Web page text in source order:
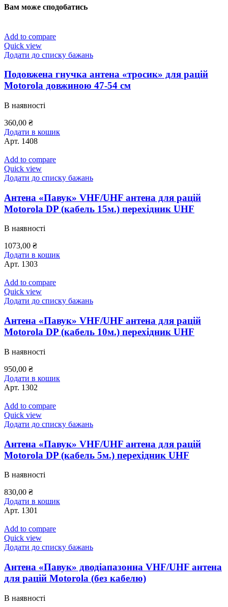
Вам може сподобатись
Add to compare
Quick view
Додати до списку бажань
Подовжена гнучка антена «тросик» для рацій
Motorola довжиною 47-54 см
В наявності
360,00 ₴
Додати в кошик
Арт. 1408
Add to compare
Quick view
Додати до списку бажань
Антена «Павук» VHF/UHF антена для рацій
Motorola DP (кабель 15м.) перехідник UHF
В наявності
1073,00 ₴
Додати в кошик
Арт. 1303
Add to compare
Quick view
Додати до списку бажань
Антена «Павук» VHF/UHF антена для рацій
Motorola DP (кабель 10м.) перехідник UHF
В наявності
950,00 ₴
Додати в кошик
Арт. 1302
Add to compare
Quick view
Додати до списку бажань
Антена «Павук» VHF/UHF антена для рацій
Motorola DP (кабель 5м.) перехідник UHF
В наявності
830,00 ₴
Додати в кошик
Арт. 1301
Add to compare
Quick view
Додати до списку бажань
Антена «Павук» дводіапазонна VHF/UHF антена
для рацій Motorola (без кабелю)
В наявності